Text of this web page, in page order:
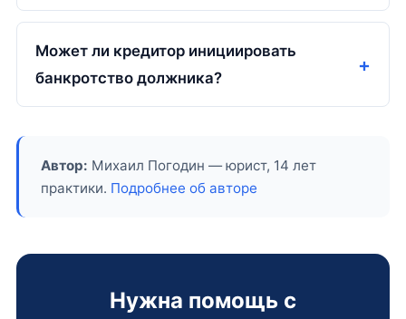
Может ли кредитор инициировать
банкротство должника?
Автор: Михаил Погодин — юрист, 14 лет
практики. Подробнее об авторе
Нужна помощь с